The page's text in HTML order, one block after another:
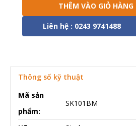
THÊM VÀO GIỎ HÀNG
Liên hệ : 0243 9741488
Thông số kỹ thuật
Mã sản
phẩm:
SK101BM